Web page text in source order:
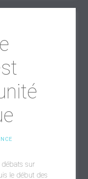
débats sur
le début des